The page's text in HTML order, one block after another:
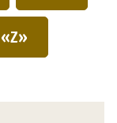
«Z»